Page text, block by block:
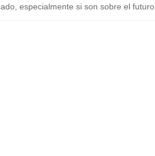
especialmente si son sobre el futuro